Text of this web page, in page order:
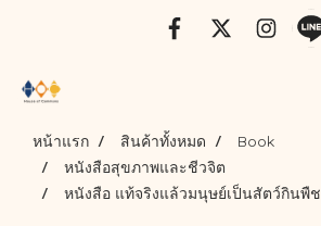
หน้าแรก สินค้าทั้งหมด
Book
หนังสือสุขภาพและชีวจิต
หนังสือ แท้จริงแล้วมนุษย์เป็นสัตว์กินพืช